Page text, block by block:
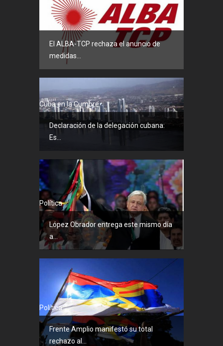
Política
El ALBA-TCP rechaza el anuncio de
medidas...
Cuba en la Cumbre
Declaración de la delegación cubana:
Es...
Política
López Obrador entrega este mismo día
a...
Política
Frente Amplio manifestó su total
rechazo al...